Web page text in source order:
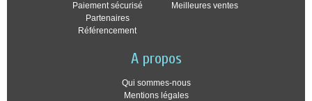
Paiement sécurisé
Partenaires
Référencement
Meilleures ventes
A propos
Qui sommes-nous
Mentions légales